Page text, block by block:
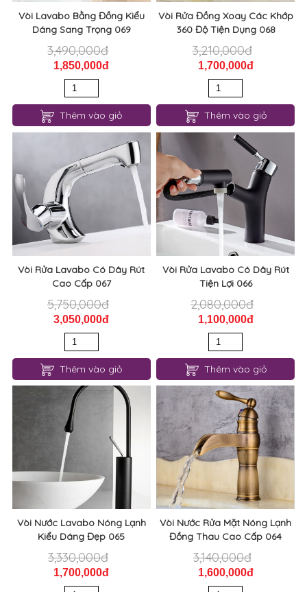
Vòi Lavabo Bằng Đồng Kiểu
Dáng Sang Trọng 069
3,490,000đ
1,850,000đ
Thêm vào giỏ
Vòi Rửa Đồng Xoay Các Khớp
360 Độ Tiện Dụng 068
3,210,000đ
1,700,000đ
Thêm vào giỏ
Vòi Rửa Lavabo Có Dây Rút
Cao Cấp 067
5,750,000đ
3,050,000đ
Thêm vào giỏ
Vòi Rửa Lavabo Có Dây Rút
Tiện Lợi 066
2,080,000đ
1,100,000đ
Thêm vào giỏ
Vòi Nước Lavabo Nóng Lạnh
Kiểu Dáng Đẹp 065
3,330,000đ
1,700,000đ
Vòi Nước Rửa Mặt Nóng Lạnh
Đồng Thau Cao Cấp 064
3,140,000đ
1,600,000đ